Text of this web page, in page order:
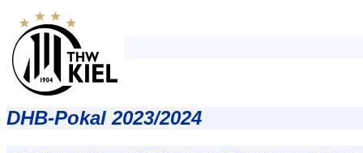
DHB-Pokal 2023/2024